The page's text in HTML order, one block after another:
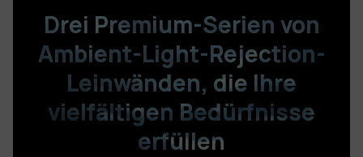
Drei Premium-Serien von
Ambient-Light-Rejection-
Leinwänden, die Ihre
vielfältigen Bedürfnisse
erfüllen